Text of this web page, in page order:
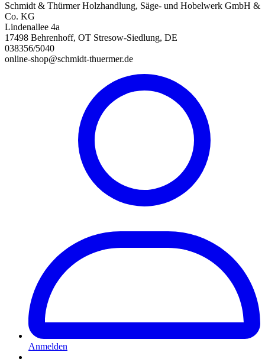
Schmidt & Thürmer Holzhandlung, Säge- und Hobelwerk GmbH &
Co. KG
Lindenallee 4a
17498 Behrenhoff, OT Stresow-Siedlung, DE
038356/5040
online-shop@schmidt-thuermer.de
Anmelden